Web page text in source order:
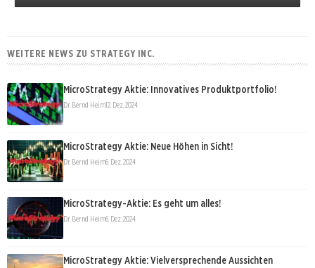
WEITERE NEWS ZU STRATEGY INC.
MicroStrategy Aktie: Innovatives Produktportfolio!
Dr. Bernd Heim12. Dez. 2024
MicroStrategy Aktie: Neue Höhen in Sicht!
Dr. Bernd Heim6. Dez. 2024
MicroStrategy-Aktie: Es geht um alles!
Dr. Bernd Heim6. Dez. 2024
MicroStrategy Aktie: Vielversprechende Aussichten